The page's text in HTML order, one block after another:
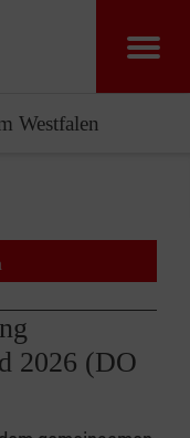
Westfalen
2026 (DO